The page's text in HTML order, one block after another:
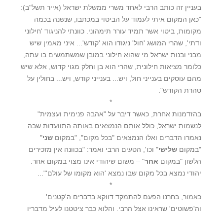
בעניין זה כותב הרבי לאחד משרי ממשלת ישראל (אייר תשל"ב):
"כאן המקום איתי לעמוד על הביטוי במכתבו, שנשנה בכמה
מקומות, ביטוי אשר תמיד עורר תימהוני. כוונתי להניגוד 'חילוני
ודתי', שהרי המושג 'חול' ניגודו הוא 'קודש'... איני מאמין שיש
מבני ובנות ישראל מי שהוא חילוני במובן שמשתמשים בו עתה,
כלומר מציאות חילונית, שהרי הוא בן וחלק מגוי קדוש, אלא שיש
מהם עוסקים בענייני חול, ויש... בענייני קודש, ויש... בחולין על
טהרת הקודש".
*
בהזדמנות אחרת, כאשר דיבר על "אהבה פנימית ועצמית"
לנשמות ישראל, כולל אותם הנמצאים באותה התוועדות שבה
נאמרו הדברים ואלו הנמצאים "בכל מקום", "במקום שני"
"במקום שלישי" וכו', הטעים הרבי ואמר: "בכוונה אין מזכירים
הלשון "במקום אחר" – משום שיהודי אינו מצוי במקום אחר.
יהודי נמצא בכל מקום שבו נמצא 'הוא מקומו של עולם'"...
*
כאמור, בחרנו הפעם להתמקד דווקא בדברים ה'קטנים'
וה'פשוטים' שראינו אצל הרבי. והלוא כבר ציטטנו לעיל מדבריו